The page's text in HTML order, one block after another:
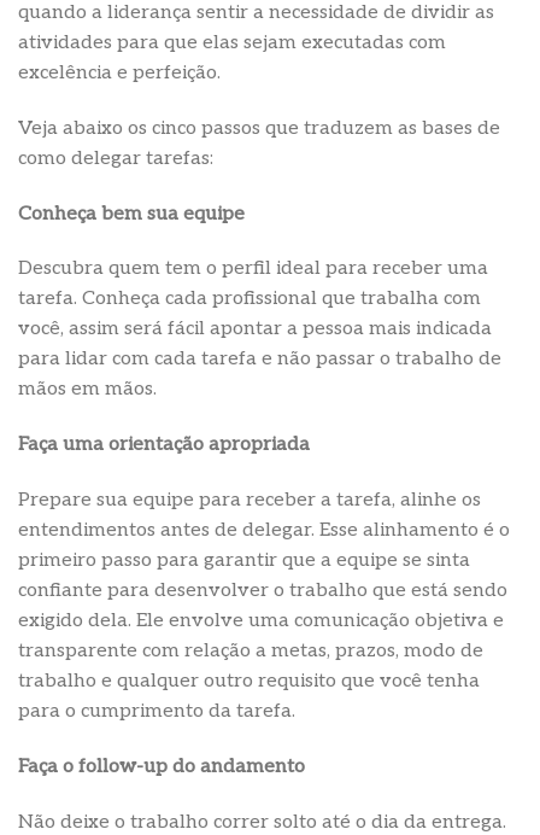
quando a liderança sentir a necessidade de dividir as
atividades para que elas sejam executadas com
excelência e perfeição.
Veja abaixo os cinco passos que traduzem as bases de
como delegar tarefas:
Conheça bem sua equipe
Descubra quem tem o perfil ideal para receber uma
tarefa. Conheça cada profissional que trabalha com
você, assim será fácil apontar a pessoa mais indicada
para lidar com cada tarefa e não passar o trabalho de
mãos em mãos.
Faça uma orientação apropriada
Prepare sua equipe para receber a tarefa, alinhe os
entendimentos antes de delegar. Esse alinhamento é o
primeiro passo para garantir que a equipe se sinta
confiante para desenvolver o trabalho que está sendo
exigido dela. Ele envolve uma comunicação objetiva e
transparente com relação a metas, prazos, modo de
trabalho e qualquer outro requisito que você tenha
para o cumprimento da tarefa.
Faça o follow-up do andamento
Não deixe o trabalho correr solto até o dia da entrega.